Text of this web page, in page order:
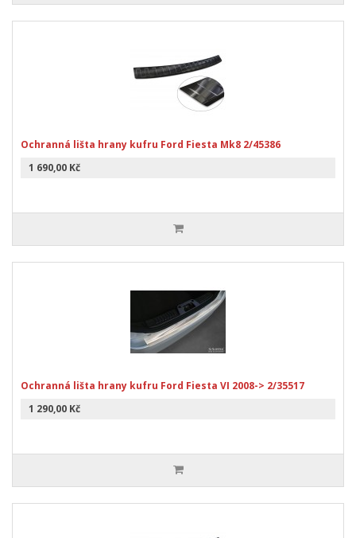
Ochranná lišta hrany kufru Ford Fiesta Mk8 2/45386
1 690,00 Kč
Ochranná lišta hrany kufru Ford Fiesta VI 2008-> 2/35517
1 290,00 Kč